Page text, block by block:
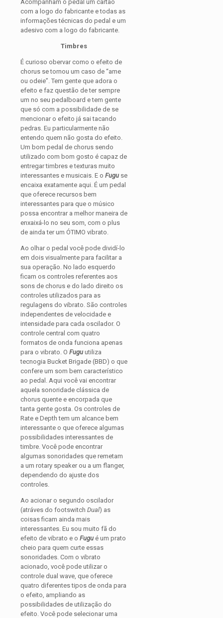
Acompanham o pedal um cartão
com a logo do fabricante e todas as
informações técnicas do pedal e um
adesivo com a logo do fabricante.
Timbres
É curioso obervar como o efeito de
chorus se tornou um caso de “ame
ou odeie”. Tem gente que adora o
efeito e faz questão de ter sempre
um no seu pedalboard e tem gente
que só com a possibilidade de se
mencionar o efeito já sai tacando
pedras. Eu particularmente não
entendo quem não gosta do efeito.
Um bom pedal de chorus sendo
utilizado com bom gosto é capaz de
entregar timbres e texturas muito
interessantes e musicais. E o Fugu se
encaixa exatamente aqui. É um pedal
que oferece recursos bem
interessantes para que o músico
possa encontrar a melhor maneira de
enxaixá-lo no seu som, com o plus
de ainda ter um ÓTIMO vibrato.
Ao olhar o pedal você pode dividí-lo
em dois visualmente para facilitar a
sua operação. No lado esquerdo
ficam os controles referentes aos
sons de chorus e do lado direito os
controles utilizados para as
regulagens do vibrato. São controles
independentes de velocidade e
intensidade para cada oscilador. O
controle central com quatro
formatos de onda funciona apenas
para o vibrato. O Fugu utiliza
tecnogia Bucket Brigade (BBD) o que
confere um som bem característico
ao pedal. Aqui você vai encontrar
aquela sonoridade clássica de
chorus quente e encorpada que
tanta gente gosta. Os controles de
Rate e Depth tem um alcance bem
interessante o que oferece algumas
possibilidades interessantes de
timbre. Você pode encontrar
algumas sonoridades que remetam
a um rotary speaker ou a um flanger,
dependendo do ajuste dos
controles.
Ao acionar o segundo oscilador
(atráves do footswitch Dual) as
coisas ficam ainda mais
interessantes. Eu sou muito fã do
efeito de vibrato e o Fugu é um prato
cheio para quem curte essas
sonoridades. Com o vibrato
acionado, você pode utilizar o
controle dual wave, que oferece
quatro diferentes tipos de onda para
o efeito, ampliando as
possibilidades de utilização do
efeito. Você pode selecionar uma